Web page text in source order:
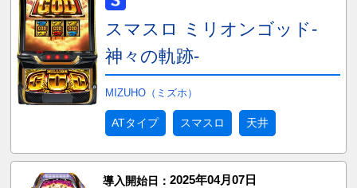
スマスロ ミリオンゴッド-
神々の軌跡-
MIZUHO（ミズホ）
ATタイプ スマスロ 天井
導入開始日： 2025年04月07日